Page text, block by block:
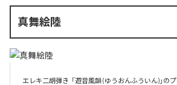
真舞絵陸
エレキ二胡弾き  「遊音風韻 (ゆうおんふういん)」の